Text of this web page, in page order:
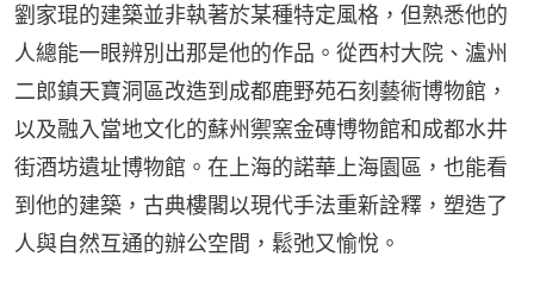
劉家琨的建築並非執著於某種特定風格，但熟悉他的
人總能一眼辨別出那是他的作品。從西村大院、瀘州
二郎鎮天寶洞區改造到成都鹿野苑石刻藝術博物館，
以及融入當地文化的蘇州禦窯金磚博物館和成都水井
街酒坊遺址博物館。在上海的諾華上海園區，也能看
到他的建築，古典樓閣以現代手法重新詮釋，塑造了
人與自然互通的辦公空間，鬆弛又愉悅。